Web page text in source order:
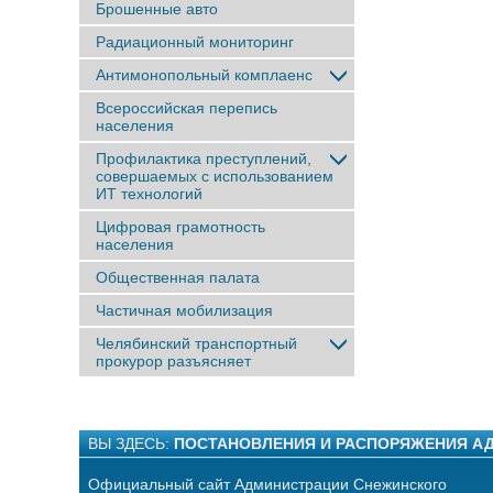
Брошенные авто
Радиационный мониторинг
Антимонопольный комплаенс
Всероссийская перепись
населения
Профилактика преступлений,
совершаемых с использованием
ИТ технологий
Цифровая грамотность
населения
Общественная палата
Частичная мобилизация
Челябинский транспортный
прокурор разъясняет
ВЫ ЗДЕСЬ: ПОСТАНОВЛЕНИЯ И РАСПОРЯЖЕНИЯ
Официальный сайт Администрации Снежинского